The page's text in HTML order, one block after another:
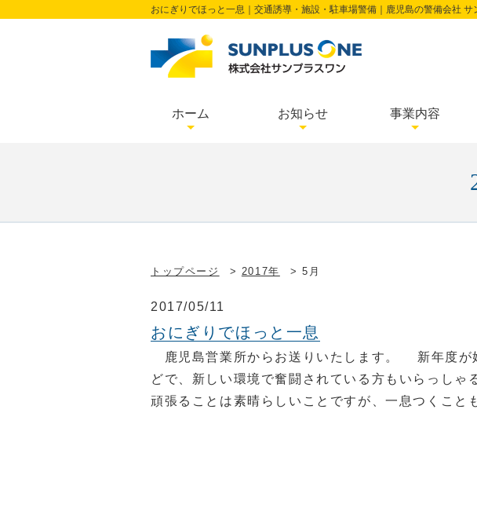
おにぎりでほっと一息｜交通誘導・施設・駐車場警備｜鹿児島の警備会社 サ
ホーム お知らせ 事業内容
トップページ 2017年 5月
2017/05/11
おにぎりでほっと一息
鹿児島営業所からお送りいたします。 新年度が
どで、新しい環境で奮闘されている方もいらっし
頑張ることは素晴らしいことですが、一息つくこと